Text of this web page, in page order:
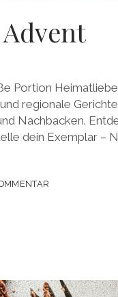
Advent
Portion
regionale
Nachbacken.
dein Exemplar –